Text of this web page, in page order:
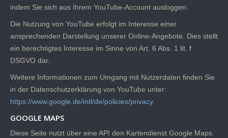
indem Sie sich aus Ihrem YouTube-Account ausloggen.
Die Nutzung von YouTube erfolgt im Interesse einer
ansprechenden Darstellung unserer Online-Angebote. Dies stellt
ein berechtigtes Interesse im Sinne von Art. 6 Abs. 1 lit. f
DSGVO dar.
Weitere Informationen zum Umgang mit Nutzerdaten finden Sie
in der Datenschutzerklärung von YouTube unter:
https://www.google.de/intl/de/policies/privacy.
GOOGLE MAPS
Diese Seite nutzt über eine API den Kartendienst Google Maps.